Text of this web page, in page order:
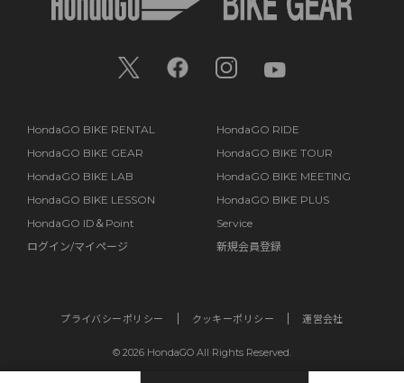
HondaGO BIKE RENTAL
HondaGO RIDE
HondaGO BIKE GEAR
HondaGO BIKE TOUR
HondaGO BIKE LAB
HondaGO BIKE MEETING
HondaGO BIKE LESSON
HondaGO BIKE PLUS
HondaGO ID＆Point
Service
ログイン/マイページ
新規会員登録
プライバシーポリシー クッキーポリシー 運営会社
© 2026 HondaGO All Rights Reserved.